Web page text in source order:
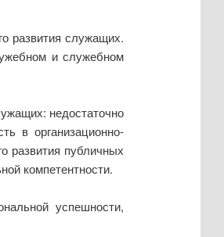
развития служащих.
и служебном
недостаточно
в организационно-
развития публичных
компетентности.
успешности,